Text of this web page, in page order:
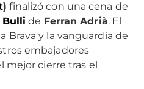
) finalizó con una cena de
Bulli de Ferran Adrià. El
Brava y la vanguardia de
embajadores
mejor cierre tras el